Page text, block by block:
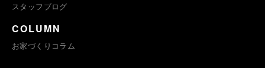
スタッフブログ
COLUMN
お家づくりコラム